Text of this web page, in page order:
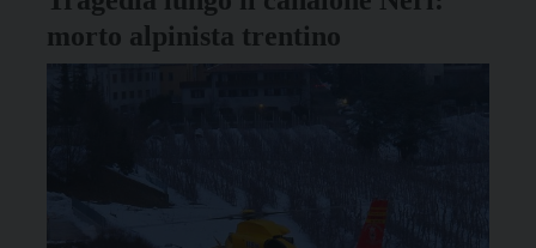
morto alpinista trentino